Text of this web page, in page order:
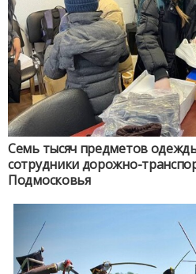
Семь тысяч предметов
сотрудники дорожно-
Подмосковья